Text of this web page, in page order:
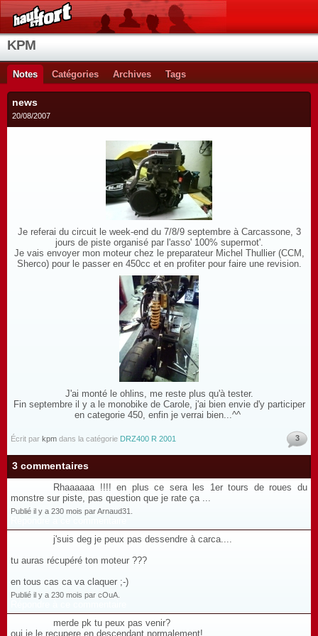
KPM
Notes Catégories Archives Tags
news
20/08/2007
Je referai du circuit le week-end du 7/8/9 septembre à Carcassone, 3
jours de piste organisé par l'asso' 100% supermot'.
Je vais envoyer mon moteur chez le preparateur Michel Thullier (CCM,
Sherco) pour le passer en 450cc et en profiter pour faire une revision.
J'ai monté le ohlins, me reste plus qu'à tester.
Fin septembre il y a le monobike de Carole, j'ai bien envie d'y participer
en categorie 450, enfin je verrai bien...^^
Écrit par kpm dans la catégorie DRZ400 R 2001 3
3 commentaires
Rhaaaaaa !!!! en plus ce sera les 1er tours de roues du
monstre sur piste, pas question que je rate ça ...
Publié il y a 230 mois par Arnaud31.
j'suis deg je peux pas dessendre à carca....
tu auras récupéré ton moteur ???
en tous cas ca va claquer ;-)
Publié il y a 230 mois par cOuA.
merde pk tu peux pas venir?
oui je le recupere en descendant normalement!